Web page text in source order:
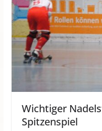
Wichtiger
Spitzenspiel